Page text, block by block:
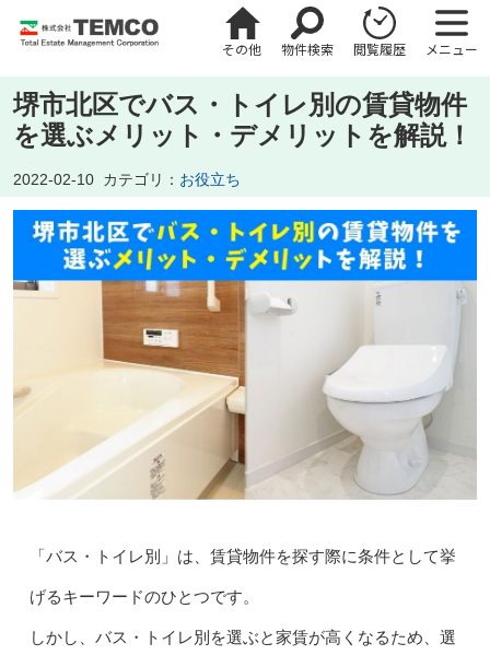
その他 物件検索 閲覧履歴 メニュー
堺市北区でバス・トイレ別の賃貸物件
を選ぶメリット・デメリットを解説！
2022-02-10 カテゴリ： お役立ち
「バス・トイレ別」は、賃貸物件を探す際に条件として挙
げるキーワードのひとつです。
しかし、バス・トイレ別を選ぶと家賃が高くなるため、選